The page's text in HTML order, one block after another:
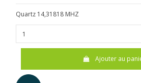
Quartz 14,31818 MHZ
Ajouter au